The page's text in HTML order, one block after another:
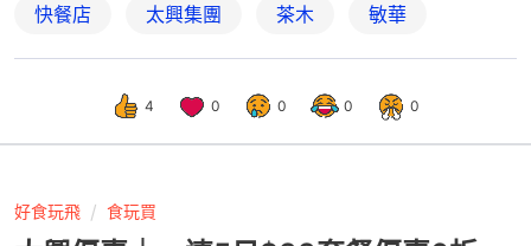
快餐店 太興集團 茶木 敏華
4 0 0 0 0
好食玩飛 食玩買